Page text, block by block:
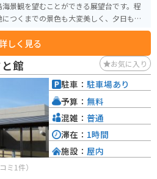
景観を望むことができる展望台です。程
つくまでの景色も大変美しく、夕日も綺
しく見る
館 お気に入り
ミ1件）
駐車： 駐車場あり
予算： 無料
混雑： 普通
滞在： 1時間
施設： 屋内